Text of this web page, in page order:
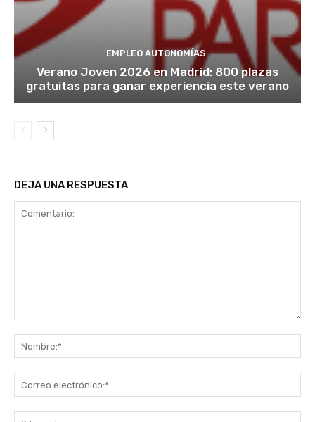
EMPLEO AUTONOMÍAS
Verano Joven 2026 en Madrid: 800 plazas
gratuitas para ganar experiencia este verano
DEJA UNA RESPUESTA